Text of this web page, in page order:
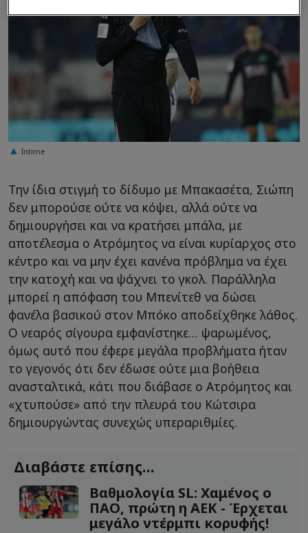
Intime
Την ίδια στιγμή το δίδυμο με Μπακασέτα, Σιώπη
δεν μπορούσε ούτε να κόψει, αλλά ούτε να
δημιουργήσει και να κρατήσει μπάλα, με
αποτέλεσμα ο Ατρόμητος να είναι κυρίαρχος στο
κέντρο και να μην έχει κανένα πρόβλημα να έχει
την κατοχή και να ψάχνει το γκολ. Παράλληλα
μπορεί η απόφαση του Μπενίτεθ να δώσει
φανέλα βασικού στον Μπόκο αποδείχθηκε λάθος.
Ο νεαρός σίγουρα εμφανίστηκε… ψαρωμένος,
όμως αυτό που έφερε μεγάλα προβλήματα ήταν
το γεγονός ότι δεν έδωσε ούτε μια βοήθεια
ανασταλτικά, κάτι που διάβασε ο Ατρόμητος και
«χτυπούσε» από την πλευρά του Κώτσιρα
δημιουργώντας συνεχώς υπεραριθμίες.
Διαβάστε επίσης...
Βαθμολογία SL: Χαμένος ο
ΠΑΟ, πρώτη η ΑΕΚ - Έρχεται
μεγάλο ντέρμπι κορυφής!